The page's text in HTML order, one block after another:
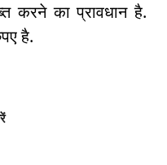
करने का प्रावधान है.
है.